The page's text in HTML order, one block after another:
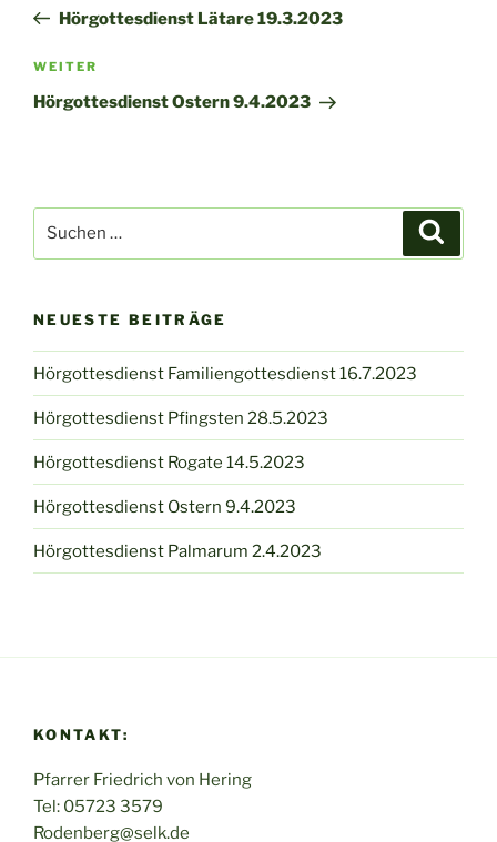
Beitrag
Hörgottesdienst Lätare 19.3.2023
Nächster
Beitrag
WEITER
Hörgottesdienst Ostern 9.4.2023
nach:
NEUESTE BEITRÄGE
Hörgottesdienst Familiengottesdienst 16.7.2023
Hörgottesdienst Pfingsten 28.5.2023
Hörgottesdienst Rogate 14.5.2023
Hörgottesdienst Ostern 9.4.2023
Hörgottesdienst Palmarum 2.4.2023
KONTAKT:
Pfarrer Friedrich von Hering
Tel: 05723 3579
Rodenberg@selk.de